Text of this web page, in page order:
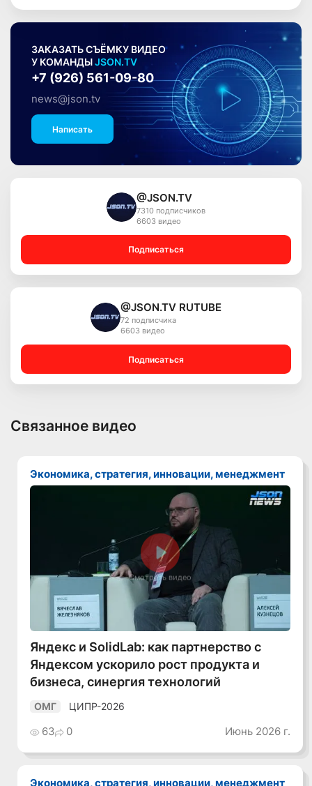
ЗАКАЗАТЬ СЪЁМКУ ВИДЕО
У КОМАНДЫJSON.TV
+7 (926) 561-09-80
news@json.tv
Написать
@JSON.TV
7310 подписчиков
6603 видео
Подписаться
@JSON.TV RUTUBE
72 подписчика
6603 видео
Подписаться
Связанное видео
Экономика, стратегия, инновации, менеджмент
Смотреть видео
Яндекс и SolidLab: как партнерство с
Яндексом ускорило рост продукта и
бизнеса, синергия технологий
ОМГ ЦИПР-2026
63 0 Июнь 2026 г.
Экономика, стратегия, инновации, менеджмент